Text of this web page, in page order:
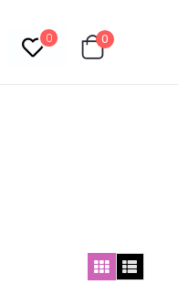
0 0